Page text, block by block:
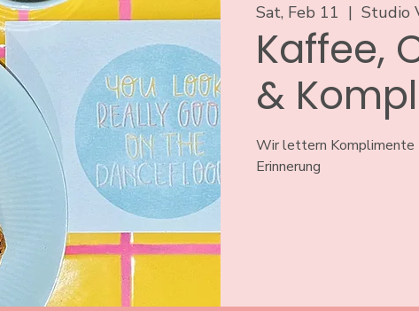
Sat, Feb 11
  |
Studio
Kaffee,
&
Wir lettern Komplimente
Erinnerung